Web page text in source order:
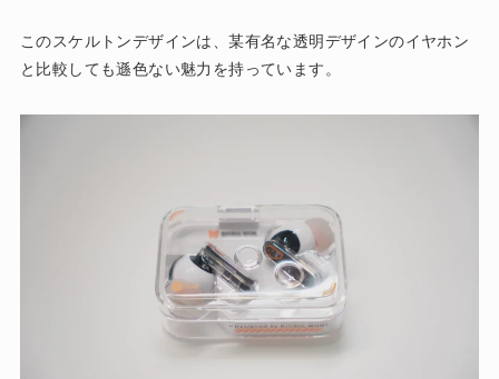
このスケルトンデザインは、某有名な透明デザインのイヤホン
と比較しても遜色ない魅力を持っています。